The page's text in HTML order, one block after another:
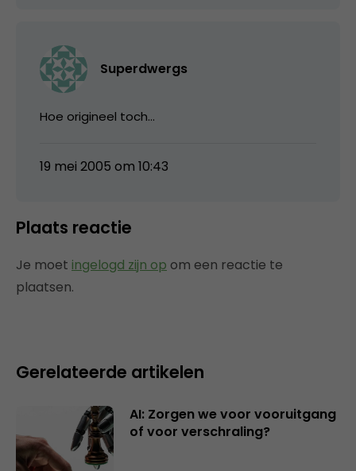
Superdwergs
Hoe origineel toch…
19 mei 2005 om 10:43
Plaats reactie
Je moet ingelogd zijn op om een reactie te
plaatsen.
Gerelateerde artikelen
AI: Zorgen we voor vooruitgang
of voor verschraling?